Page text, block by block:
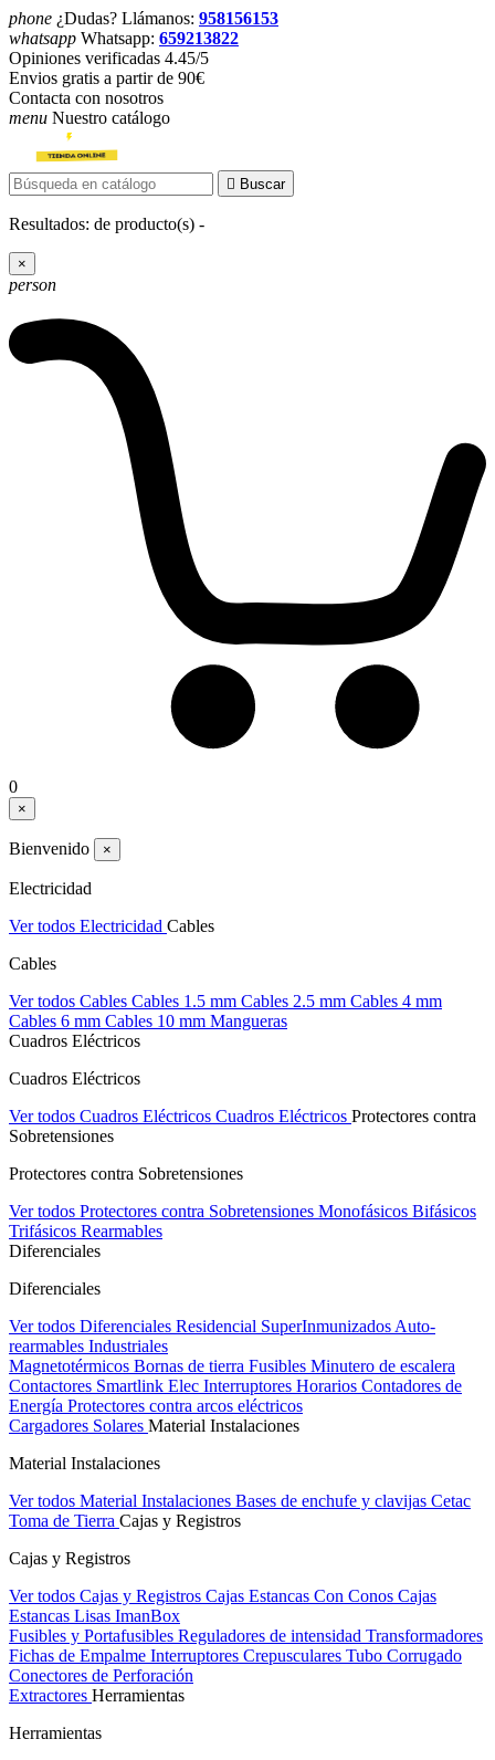
phone ¿Dudas? Llámanos: 958156153
whatsapp Whatsapp: 659213822
Opiniones verificadas 4.45/5
Envios gratis a partir de 90€
Contacta con nosotros
menu Nuestro catálogo
 Buscar
Resultados: de producto(s) -
×
person
0
×
Bienvenido ×
Electricidad
Ver todos Electricidad Cables
Cables
Ver todos Cables Cables 1.5 mm Cables 2.5 mm Cables 4 mm
Cables 6 mm Cables 10 mm Mangueras
Cuadros Eléctricos
Cuadros Eléctricos
Ver todos Cuadros Eléctricos Cuadros Eléctricos Protectores contra
Sobretensiones
Protectores contra Sobretensiones
Ver todos Protectores contra Sobretensiones Monofásicos Bifásicos
Trifásicos Rearmables
Diferenciales
Diferenciales
Ver todos Diferenciales Residencial SuperInmunizados Auto-
rearmables Industriales
Magnetotérmicos Bornas de tierra Fusibles Minutero de escalera
Contactores Smartlink Elec Interruptores Horarios Contadores de
Energía Protectores contra arcos eléctricos
Cargadores Solares Material Instalaciones
Material Instalaciones
Ver todos Material Instalaciones Bases de enchufe y clavijas Cetac
Toma de Tierra Cajas y Registros
Cajas y Registros
Ver todos Cajas y Registros Cajas Estancas Con Conos Cajas
Estancas Lisas ImanBox
Fusibles y Portafusibles Reguladores de intensidad Transformadores
Fichas de Empalme Interruptores Crepusculares Tubo Corrugado
Conectores de Perforación
Extractores Herramientas
Herramientas